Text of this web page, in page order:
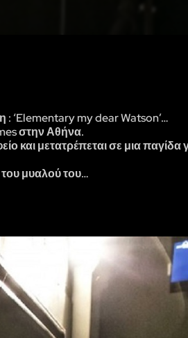
‘Elementary my dear Watson’…
στην Αθήνα.
και μετατρέπεται σε μια παγίδα
μυαλού του…